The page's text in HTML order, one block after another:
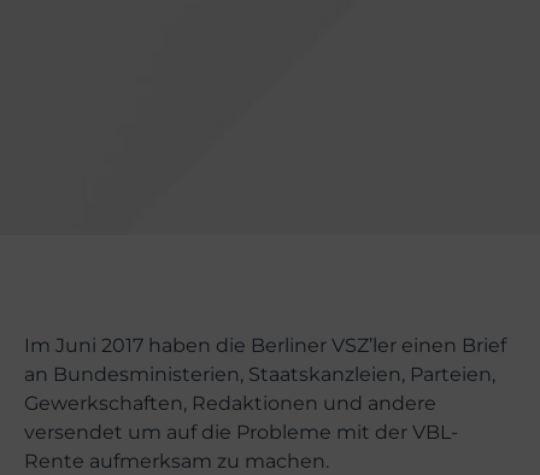
Im Juni 2017 haben die Berliner VSZ’ler einen Brief
an Bundesministerien, Staatskanzleien, Parteien,
Gewerkschaften, Redaktionen und andere
versendet um auf die Probleme mit der VBL-
Rente aufmerksam zu machen.